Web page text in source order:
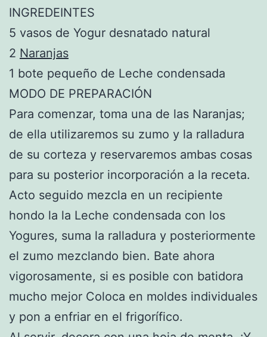
INGREDEINTES
5 vasos de Yogur desnatado natural
2 Naranjas
1 bote pequeño de Leche condensada
MODO DE PREPARACIÓN
Para comenzar, toma una de las Naranjas;
de ella utilizaremos su zumo y la ralladura
de su corteza y reservaremos ambas cosas
para su posterior incorporación a la receta.
Acto seguido mezcla en un recipiente
hondo la la Leche condensada con los
Yogures, suma la ralladura y posteriormente
el zumo mezclando bien. Bate ahora
vigorosamente, si es posible con batidora
mucho mejor Coloca en moldes individuales
y pon a enfriar en el frigorífico.